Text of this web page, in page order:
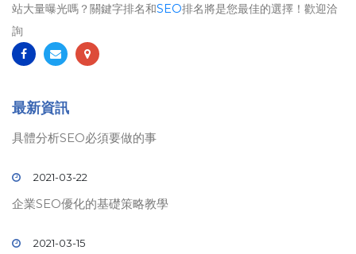
站大量曝光嗎？關鍵字排名和SEO排名將是您最佳的選擇！歡迎洽
詢
最新資訊
具體分析SEO必須要做的事
2021-03-22
企業SEO優化的基礎策略教學
2021-03-15